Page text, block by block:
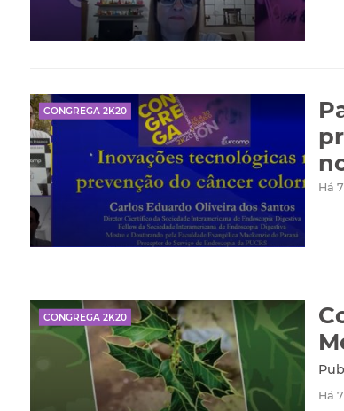
CONGREGA 2K20
Há
CONGREGA 2K20
Há